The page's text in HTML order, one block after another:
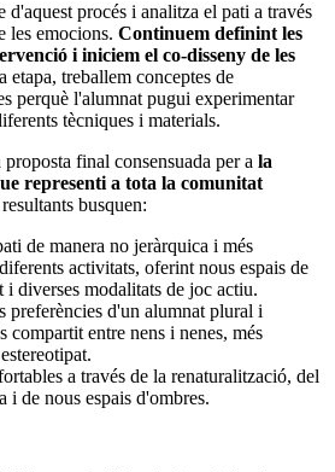
d'aquest procés i analitza el pati a través
les emocions. Continuem definint les
i iniciem el co-disseny de les
etapa, treballem conceptes de
perquè l'alumnat pugui experimentar
tècniques i materials.
final consensuada per a la
representi a tota la comunitat
busquen:
de manera no jeràrquica i més
activitats, oferint nous espais de
i diverses modalitats de joc actiu.
preferències d'un alumnat plural i
compartit entre nens i nenes, més
a través de la renaturalització, del
i de nous espais d'ombres.